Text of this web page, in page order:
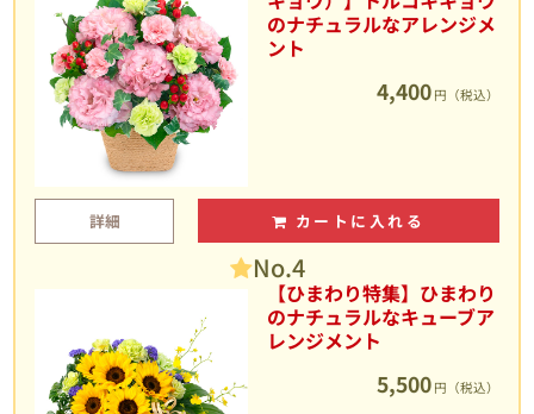
のナチュラルなアレンジメ
ント
4,400 円（税込）
詳細 カートに入れる
No.4
【ひまわり特集】ひまわり
のナチュラルなキューブア
レンジメント
5,500 円（税込）